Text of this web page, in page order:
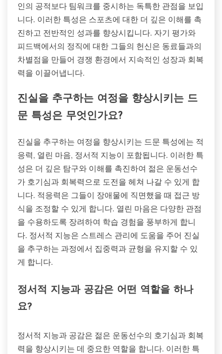
인의 공적보다 팀워크를 중시하는 독특한 관점을 보입
니다. 이러한 특성은 스포츠에 대한 더 깊은 이해를 촉
진하고 전반적인 성과를 향상시킵니다. 자기 평가와
피드백에서의 정직에 대한 그들의 헌신은 동료들과의
차별점을 만들어 경쟁 환경에서 지속적인 성장과 회복
력을 이끌어냅니다.
진실을 추구하는 여정을 향상시키는 드
문 특성은 무엇인가요?
진실을 추구하는 여정을 향상시키는 드문 특성에는 적
응력, 열린 마음, 정서적 지능이 포함됩니다. 이러한 특
성은 더 깊은 탐구와 이해를 촉진하여 젊은 운동선수
가 호기심과 회복력으로 도전을 헤쳐 나갈 수 있게 합
니다. 적응력은 그들이 장애물에 직면했을 때 접근 방
식을 조정할 수 있게 합니다. 열린 마음은 다양한 관점
을 수용하도록 장려하여 학습 경험을 풍부하게 합니
다. 정서적 지능은 스트레스 관리에 도움을 주어 진실
을 추구하는 과정에서 집중력과 균형을 유지할 수 있
게 합니다.
정서적 지능과 공감은 어떤 역할을 하나
요?
정서적 지능과 공감은 젊은 운동선수의 호기심과 회복
력을 향상시키는 데 중요한 역할을 합니다. 이러한 특